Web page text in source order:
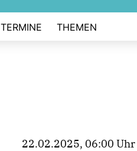
TERMINE THEMEN
22.02.2025, 06:00 Uhr